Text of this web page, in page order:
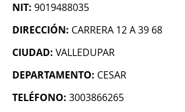
NIT: 9019488035
DIRECCIÓN: CARRERA 12 A 39 68
CIUDAD: VALLEDUPAR
DEPARTAMENTO: CESAR
TELÉFONO: 3003866265